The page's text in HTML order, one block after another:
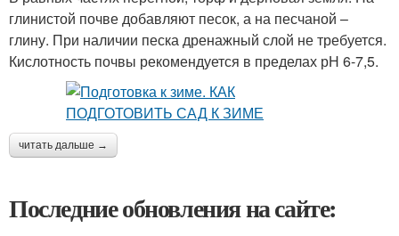
глинистой почве добавляют песок, а на песчаной –
глину. При наличии песка дренажный слой не требуется.
Кислотность почвы рекомендуется в пределах рН 6-7,5.
читать дальше →
Последние обновления на сайте: